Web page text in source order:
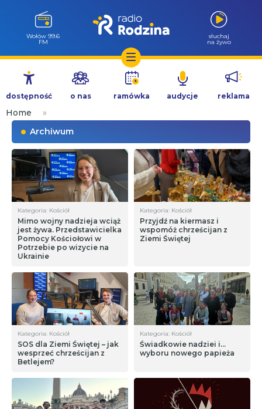
Przejdź
treści
Wołów 99.6
FM
słuchaj
na żywo
dostępność o nas ramówka audycje reklama
Home
»
Archiwum
Kategoria: Kościół
Mimo wojny nadzieja wciąż
jest żywa. Przedstawicielka
Pomocy Kościołowi w
Potrzebie po wizycie na
Ukrainie
Kategoria: Kościół
Przyjdź na kiermasz i
wspomóż chrześcijan z
Ziemi Świętej
Kategoria: Kościół
SOS dla Ziemi Świętej – jak
wesprzeć chrześcijan z
Betlejem?
Kategoria: Kościół
Świadkowie nadziei i…
wyboru nowego papieża